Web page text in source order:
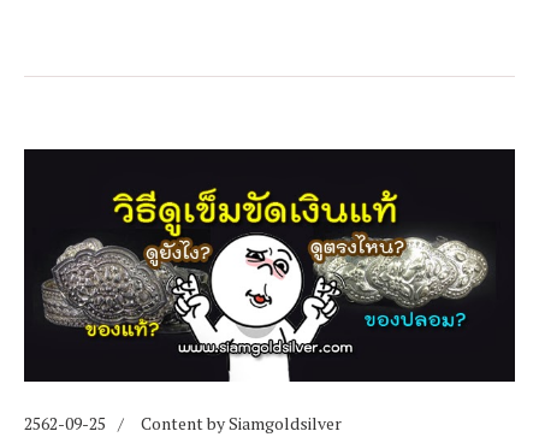
2562-09-25 Content by Siamgoldsilver